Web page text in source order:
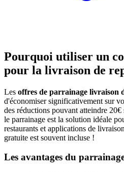
Pourquoi utiliser un
pour la livraison de
Les offres de parrainage livraison
d'économiser significativement sur
des réductions pouvant atteindre
le parrainage est la solution idéale
restaurants et applications de
gratuite est souvent incluse !
Les avantages du